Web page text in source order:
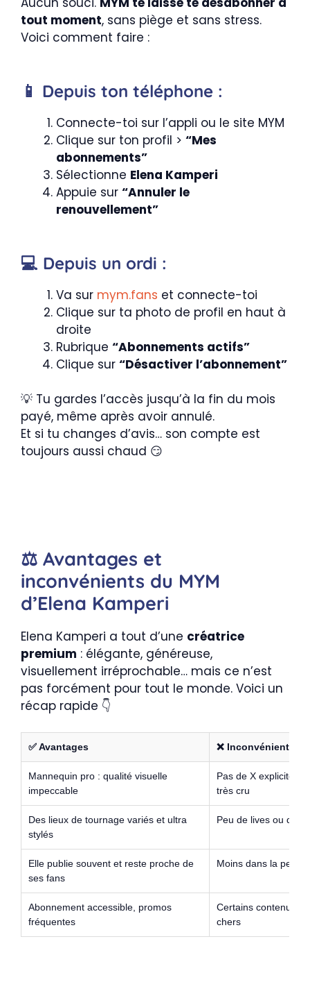
tout moment, sans piège et sans stress.
Voici comment faire :
📱 Depuis ton téléphone :
Connecte-toi sur l’appli ou le site MYM
Clique sur ton profil > “Mes
abonnements”
Sélectionne Elena Kamperi
Appuie sur “Annuler le
renouvellement”
💻 Depuis un ordi :
Va sur mym.fans et connecte-toi
Clique sur ta photo de profil en haut à
droite
Rubrique “Abonnements actifs”
Clique sur “Désactiver l’abonnement”
💡 Tu gardes l’accès jusqu’à la fin du mois
payé, même après avoir annulé.
Et si tu changes d’avis… son compte est
toujours aussi chaud 😏
⚖️ Avantages et
inconvénients du MYM
d’Elena Kamperi
Elena Kamperi a tout d’une créatrice
premium : élégante, généreuse,
visuellement irréprochable… mais ce n’est
pas forcément pour tout le monde. Voici un
récap rapide 👇
✅ Avantages ❌ Inconvénients
Mannequin pro : qualité visuelle
impeccable
Pas de X explicite
très cru
Des lieux de tournage variés et ultra
stylés
Peu de lives ou de
Elle publie souvent et reste proche de
ses fans
Moins dans la
Abonnement accessible, promos
fréquentes
Certains contenus
chers